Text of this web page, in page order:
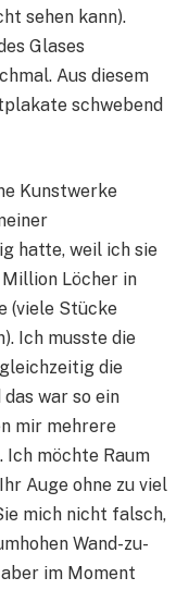
sehen kann).
Glases
Aus diesem
schwebend
Kunstwerke
hatte, weil ich sie
Löcher in
(viele Stücke
Ich musste die
die
war so ein
mir mehrere
Ich möchte Raum
Auge ohne zu viel
mich nicht falsch,
Wand-zu-
im Moment